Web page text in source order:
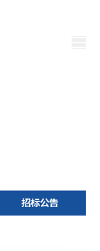
招标公告